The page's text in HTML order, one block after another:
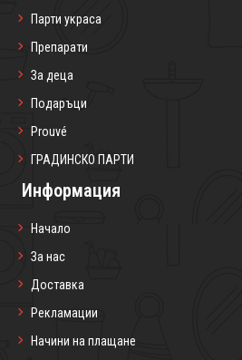
Парти украса
Препарати
За деца
Подаръци
Prouvé
ГРАДИНСКО ПАРТИ
Информация
Начало
За нас
Доставка
Рекламации
Начини на плащане